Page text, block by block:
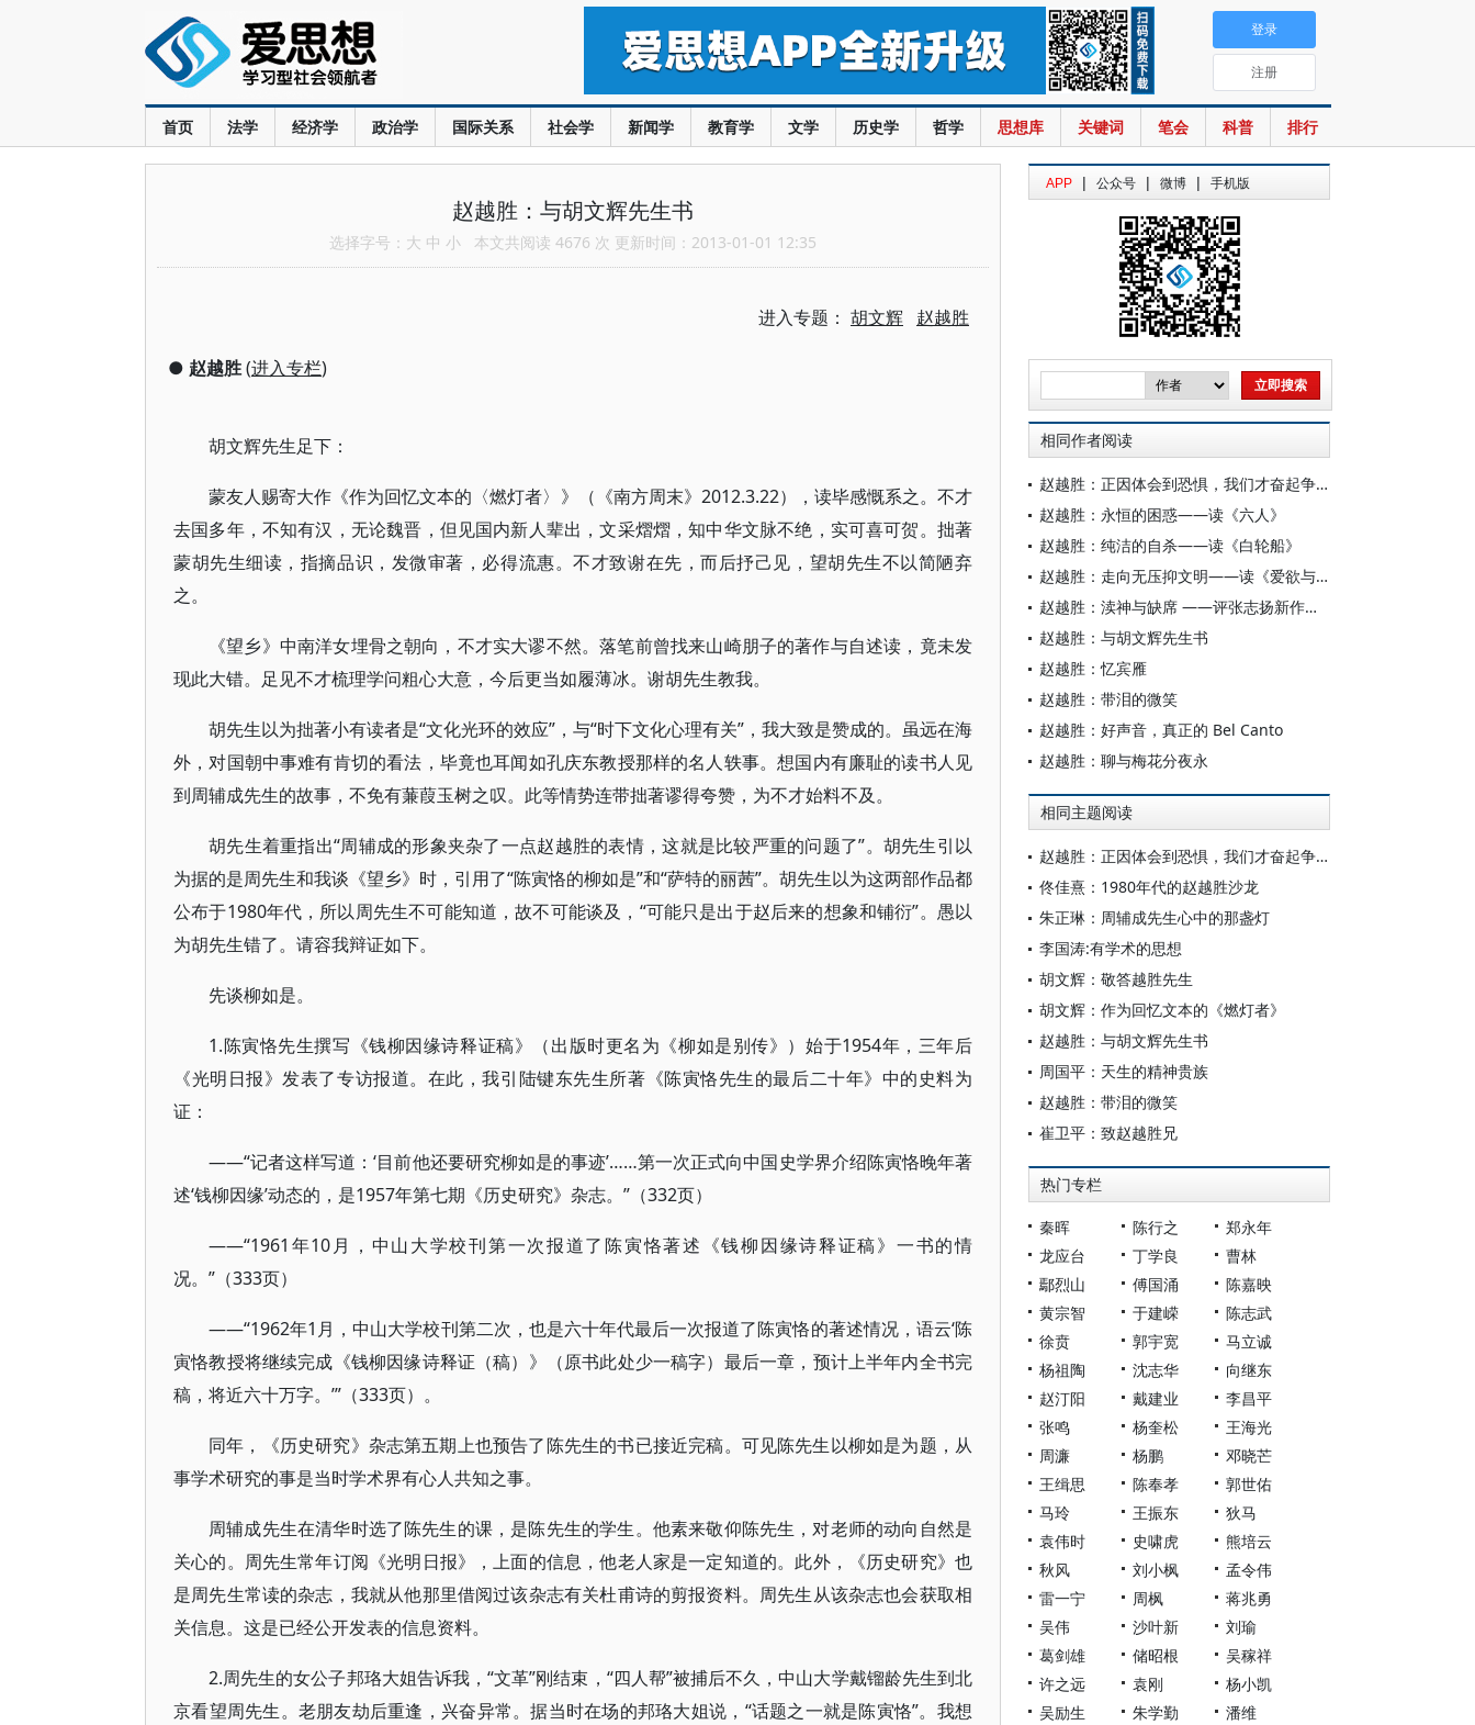
首页 法学 经济学 政治学 国际关系 社会学 新闻学 教育学 文学 历史学 哲学 思想库 关键词 笔会 科普 排行
登录
注册
赵越胜：与胡文辉先生书
选择字号： 大 中 小 本文共阅读 4676 次 更新时间：2013-01-01 12:35
进入专题： 胡文辉 赵越胜
● 赵越胜(进入专栏)
胡文辉先生足下：
蒙友人赐寄大作《作为回忆文本的〈燃灯者〉》（《南方周末》2012.3.22），读毕感慨系之。不才
去国多年，不知有汉，无论魏晋，但见国内新人辈出，文采熠熠，知中华文脉不绝，实可喜可贺。拙著
蒙胡先生细读，指摘品识，发微审著，必得流惠。不才致谢在先，而后抒己见，望胡先生不以简陋弃
之。
《望乡》中南洋女埋骨之朝向，不才实大谬不然。落笔前曾找来山崎朋子的著作与自述读，竟未发
现此大错。足见不才梳理学问粗心大意，今后更当如履薄冰。谢胡先生教我。
胡先生以为拙著小有读者是“文化光环的效应”，与“时下文化心理有关”，我大致是赞成的。虽远在海
外，对国朝中事难有肯切的看法，毕竟也耳闻如孔庆东教授那样的名人轶事。想国内有廉耻的读书人见
到周辅成先生的故事，不免有蒹葭玉树之叹。此等情势连带拙著谬得夸赞，为不才始料不及。
胡先生着重指出“周辅成的形象夹杂了一点赵越胜的表情，这就是比较严重的问题了”。胡先生引以
为据的是周先生和我谈《望乡》时，引用了“陈寅恪的柳如是”和“萨特的丽茜”。胡先生以为这两部作品都
公布于1980年代，所以周先生不可能知道，故不可能谈及，“可能只是出于赵后来的想象和铺衍”。愚以
为胡先生错了。请容我辩证如下。
先谈柳如是。
1.陈寅恪先生撰写《钱柳因缘诗释证稿》（出版时更名为《柳如是别传》）始于1954年，三年后
《光明日报》发表了专访报道。在此，我引陆键东先生所著《陈寅恪先生的最后二十年》中的史料为
证：
——“记者这样写道：‘目前他还要研究柳如是的事迹’……第一次正式向中国史学界介绍陈寅恪晚年著
述‘钱柳因缘’动态的，是1957年第七期《历史研究》杂志。”（332页）
——“1961年10月，中山大学校刊第一次报道了陈寅恪著述《钱柳因缘诗释证稿》一书的情
况。”（333页）
——“1962年1月，中山大学校刊第二次，也是六十年代最后一次报道了陈寅恪的著述情况，语云‘陈
寅恪教授将继续完成《钱柳因缘诗释证（稿）》（原书此处少一稿字）最后一章，预计上半年内全书完
稿，将近六十万字。’”（333页）。
同年，《历史研究》杂志第五期上也预告了陈先生的书已接近完稿。可见陈先生以柳如是为题，从
事学术研究的事是当时学术界有心人共知之事。
周辅成先生在清华时选了陈先生的课，是陈先生的学生。他素来敬仰陈先生，对老师的动向自然是
关心的。周先生常年订阅《光明日报》，上面的信息，他老人家是一定知道的。此外，《历史研究》也
是周先生常读的杂志，我就从他那里借阅过该杂志有关杜甫诗的剪报资料。周先生从该杂志也会获取相
关信息。这是已经公开发表的信息资料。
2.周先生的女公子邦珞大姐告诉我，“文革”刚结束，“四人帮”被捕后不久，中山大学戴镏龄先生到北
京看望周先生。老朋友劫后重逢，兴奋异常。据当时在场的邦珞大姐说，“话题之一就是陈寅恪”。我想
APP | 公众号 | 微博 | 手机版
相同作者阅读
赵越胜：正因体会到恐惧，我们才奋起争取光亮
赵越胜：永恒的困惑——读《六人》
赵越胜：纯洁的自杀——读《白轮船》
赵越胜：走向无压抑文明——读《爱欲与文明》
赵越胜：渎神与缺席 ——评张志扬新作《幽僻处可有人行？》
赵越胜：与胡文辉先生书
赵越胜：忆宾雁
赵越胜：带泪的微笑
赵越胜：好声音，真正的 Bel Canto
赵越胜：聊与梅花分夜永
相同主题阅读
赵越胜：正因体会到恐惧，我们才奋起争取光亮
佟佳熹：1980年代的赵越胜沙龙
朱正琳：周辅成先生心中的那盏灯
李国涛:有学术的思想
胡文辉：敬答越胜先生
胡文辉：作为回忆文本的《燃灯者》
赵越胜：与胡文辉先生书
周国平：天生的精神贵族
赵越胜：带泪的微笑
崔卫平：致赵越胜兄
热门专栏
秦晖 陈行之
郑永年
龙应台
丁学良
曹林
鄢烈山
傅国涌
陈嘉映
黄宗智
于建嵘
陈志武
徐贲
郭宇宽
马立诚
杨祖陶
沈志华
向继东
赵汀阳
戴建业
李昌平
张鸣
杨奎松
王海光
周濂
杨鹏
邓晓芒
王缉思
陈奉孝
郭世佑
马玲
王振东
狄马
袁伟时
史啸虎
熊培云
秋风
刘小枫
孟令伟
雷一宁
周枫
蒋兆勇
吴伟
沙叶新
刘瑜
葛剑雄
储昭根
吴稼祥
许之远
袁刚
杨小凯
吴励生
朱学勤
潘维